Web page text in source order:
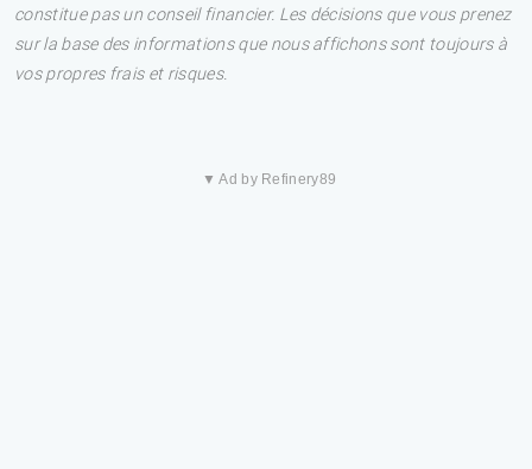
constitue pas un conseil financier. Les décisions que vous prenez
sur la base des informations que nous affichons sont toujours à
vos propres frais et risques.
▼ Ad by Refinery89